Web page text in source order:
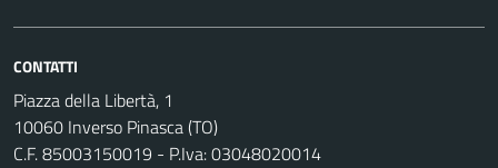
CONTATTI
Piazza della Libertà, 1
10060 Inverso Pinasca (TO)
C.F. 85003150019 - P.Iva: 03048020014